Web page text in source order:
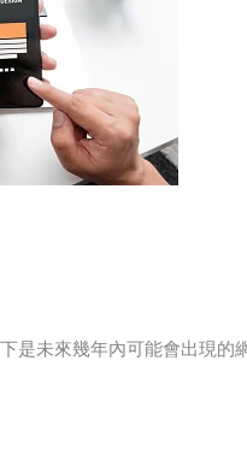
是未來幾年內可能會出現